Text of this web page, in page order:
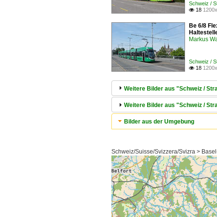
Schweiz /
 18
Be 6/8
Markus
Schweiz /
 18
Weitere Bilder aus "Schweiz /
Weitere Bilder aus "Schweiz /
Bilder aus der Umgebung
Schweiz/Suisse/Svizzera/Svizra >